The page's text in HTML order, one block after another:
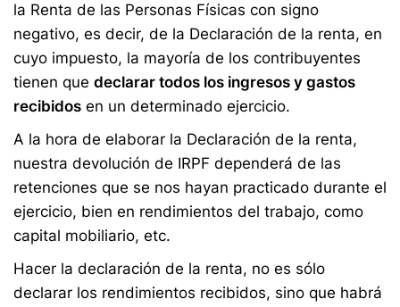
la Renta de las Personas Físicas con signo
negativo, es decir, de la Declaración de la renta, en
cuyo impuesto, la mayoría de los contribuyentes
tienen que declarar todos los ingresos y gastos
recibidos en un determinado ejercicio.
A la hora de elaborar la Declaración de la renta,
nuestra devolución de IRPF dependerá de las
retenciones que se nos hayan practicado durante el
ejercicio, bien en rendimientos del trabajo, como
capital mobiliario, etc.
Hacer la declaración de la renta, no es sólo
declarar los rendimientos recibidos, sino que habrá